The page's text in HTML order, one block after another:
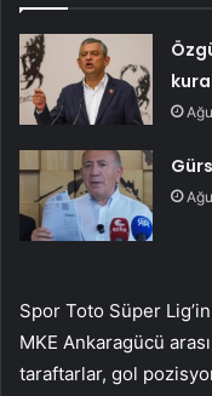
Spor Toto Süper
MKE Ankaragücü
taraftarlar, gol